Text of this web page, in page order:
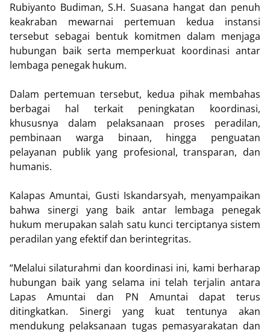
Rubiyanto Budiman, S.H. Suasana hangat dan penuh
keakraban mewarnai pertemuan kedua instansi
tersebut sebagai bentuk komitmen dalam menjaga
hubungan baik serta memperkuat koordinasi antar
lembaga penegak hukum.
Dalam pertemuan tersebut, kedua pihak membahas
berbagai hal terkait peningkatan koordinasi,
khususnya dalam pelaksanaan proses peradilan,
pembinaan warga binaan, hingga penguatan
pelayanan publik yang profesional, transparan, dan
humanis.
Kalapas Amuntai, Gusti Iskandarsyah, menyampaikan
bahwa sinergi yang baik antar lembaga penegak
hukum merupakan salah satu kunci terciptanya sistem
peradilan yang efektif dan berintegritas.
“Melalui silaturahmi dan koordinasi ini, kami berharap
hubungan baik yang selama ini telah terjalin antara
Lapas Amuntai dan PN Amuntai dapat terus
ditingkatkan. Sinergi yang kuat tentunya akan
mendukung pelaksanaan tugas pemasyarakatan dan